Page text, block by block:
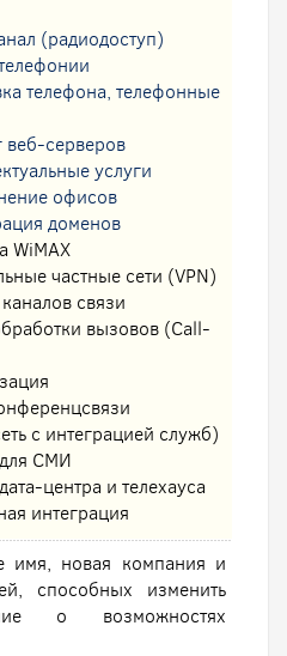
(радиодоступ)
телефона, телефонные
веб-серверов
услуги
офисов
доменов
WiMAX
частные сети (VPN)
связи
вызовов (Call-
с интеграцией служб)
СМИ
центра и телехауса
интеграция
имя, новая компания и
способных изменить
о возможностях